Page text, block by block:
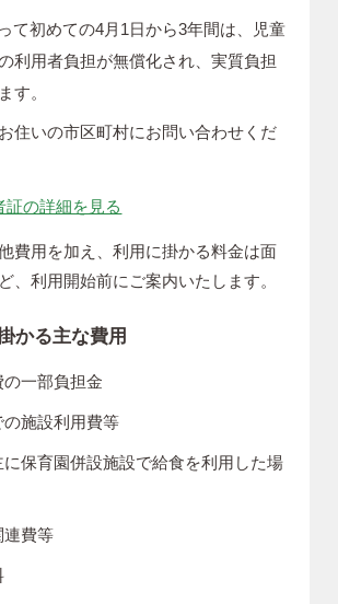
て初めての4⽉1⽇から3年間は、児童
利⽤者負担が無償化され、実質負担
す。
住いの市区町村にお問い合わせくだ
証の詳細を見る
費用を加え、利用に掛かる料金は面
、利用開始前にご案内いたします。
かる主な費用
一部負担金
施設利用費等
保育園併設施設で給食を利用した場
連費等